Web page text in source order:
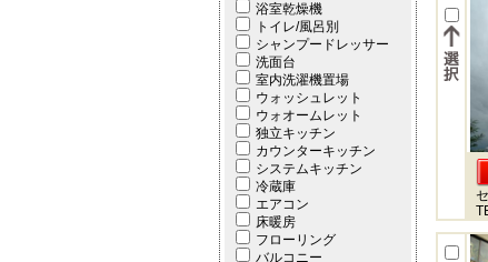
浴室乾燥機
トイレ/風呂別
シャンプードレッサー
洗面台
室内洗濯機置場
ウォッシュレット
ウォオームレット
独立キッチン
カウンターキッチン
システムキッチン
冷蔵庫
エアコン
床暖房
フローリング
バルコニー